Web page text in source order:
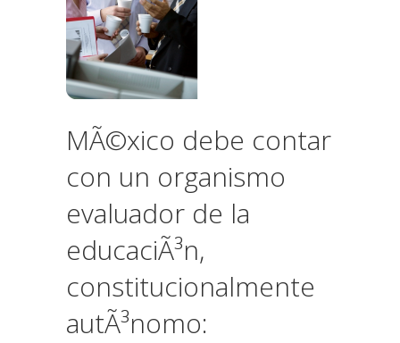
MÃ©xico debe contar
con un organismo
evaluador de la
educaciÃ³n,
constitucionalmente
autÃ³nomo: